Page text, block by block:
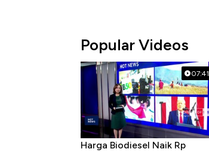
Popular Videos
07:41
Harga Biodiesel Naik Rp